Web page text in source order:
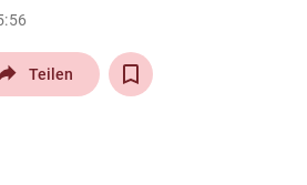
arrow_right
Teilen